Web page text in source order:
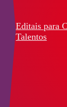
Editais para
Talentos